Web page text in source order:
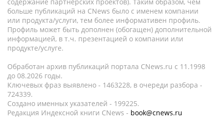
больше публикаций на CNews было с именем компании
или продукта/услуги, тем более информативен профиль.
Профиль может быть дополнен (обогащен) дополнительной
информацией, в т.ч. презентацией о компании или
продукте/услуге.
Обработан архив публикаций портала CNews.ru c 11.1998
до 08.2026 годы.
Ключевых фраз выявлено - 1463228, в очереди разбора -
724339.
Создано именных указателей - 199225.
Редакция Индексной книги CNews - book@cnews.ru